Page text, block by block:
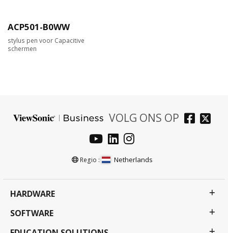
ACP501-B0WW
stylus pen voor Capacitive
schermen
VOLG ONS OP
Regio : Netherlands
HARDWARE
SOFTWARE